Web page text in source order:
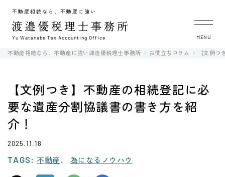
不動産相続なら、不動産に強い
Yu Watanabe Tax Accounting Office MENU
不動産相続なら、不動産に強い渡邉優税理士事務所 お役立ちコラム 【文例
【文例つき】不動産の相続登記に必
要な遺産分割協議書の書き方を紹
介！
2025.11.18
TAGS: 不動産 為になるノウハウ